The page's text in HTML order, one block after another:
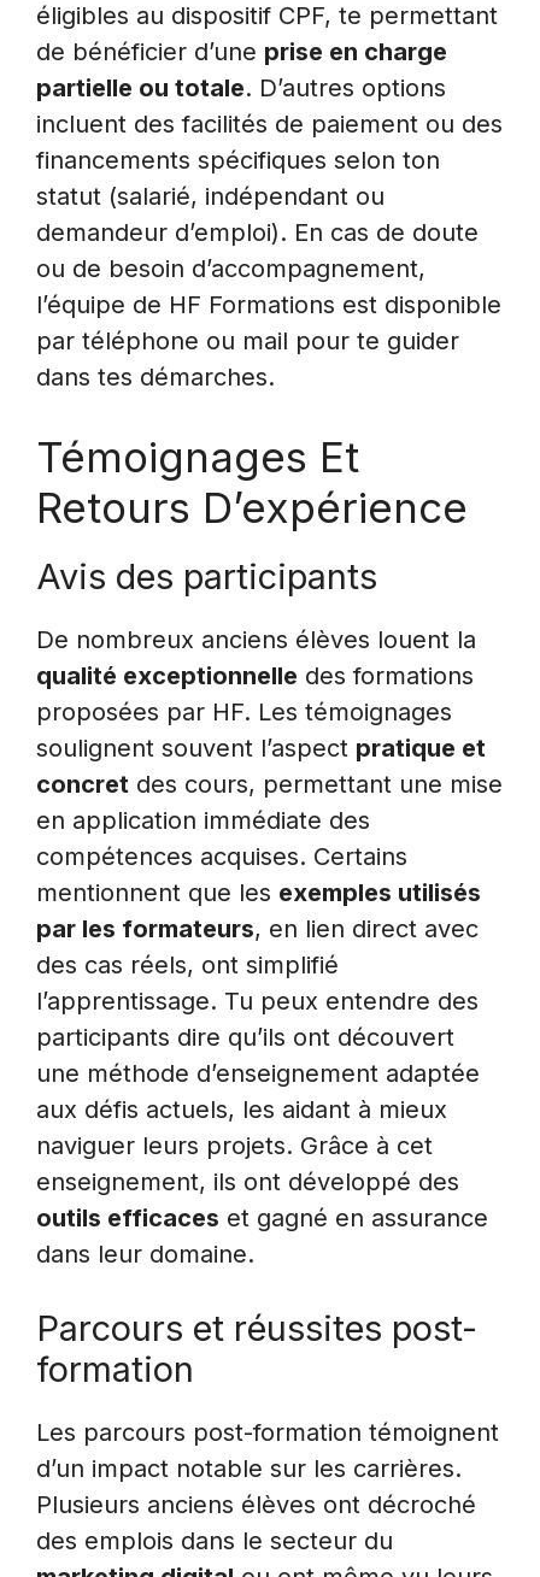
éligibles au dispositif CPF, te permettant
de bénéficier d’une prise en charge
partielle ou totale. D’autres options
incluent des facilités de paiement ou des
financements spécifiques selon ton
statut (salarié, indépendant ou
demandeur d’emploi). En cas de doute
ou de besoin d’accompagnement,
l’équipe de HF Formations est disponible
par téléphone ou mail pour te guider
dans tes démarches.
Témoignages Et
Retours D’expérience
Avis des participants
De nombreux anciens élèves louent la
qualité exceptionnelle des formations
proposées par HF. Les témoignages
soulignent souvent l’aspect pratique et
concret des cours, permettant une mise
en application immédiate des
compétences acquises. Certains
mentionnent que les exemples utilisés
par les formateurs, en lien direct avec
des cas réels, ont simplifié
l’apprentissage. Tu peux entendre des
participants dire qu’ils ont découvert
une méthode d’enseignement adaptée
aux défis actuels, les aidant à mieux
naviguer leurs projets. Grâce à cet
enseignement, ils ont développé des
outils efficaces et gagné en assurance
dans leur domaine.
Parcours et réussites post-
formation
Les parcours post-formation témoignent
d’un impact notable sur les carrières.
Plusieurs anciens élèves ont décroché
des emplois dans le secteur du